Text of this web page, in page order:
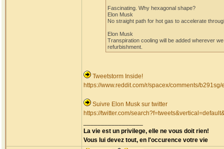
Fascinating. Why hexagonal shape?
Elon Musk
‏No straight path for hot gas to accelerate
Elon Musk
refurbishment.
Tweetstorm Inside!
https://www.reddit.com/r/spacex/comments/
Suivre Elon Musk sur twitter
https://twitter.com/
La vie est un privilege, elle ne vous doit rien!
Vous lui devez tout, en l'occurence votre vie